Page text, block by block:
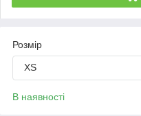
Розмір
XS
В наявності